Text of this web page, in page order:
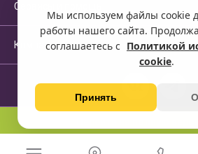
Мы используем файлы cookie
работы нашего сайта.
соглашаетесь с Политикой
cookie.
Принять
Сервисы и помощь
Компания